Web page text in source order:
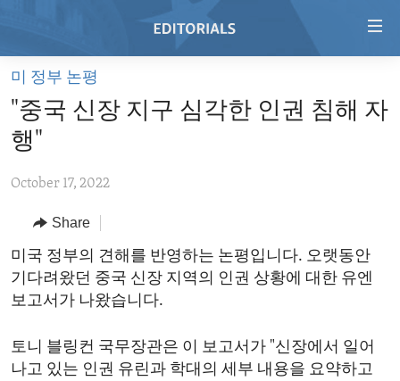
Skip
main
content
to
Navigation
Skip
Search
HOME
VIDEO
REGIONS
AFRICA
AMERICAS
ASIA
MIDDLE EAST
TOPICS
HUMAN RIGHTS
SECURITY AND DEFENSE
DEMOCRACY AND GOVERNANCE
ARCHIVE
ABOUT US
미 정부 논평
"중국 신장 지구 심각한 인권 침해 자
행"
October 17, 2022
Share
미국 정부의 견해를 반영하는 논평입니다. 오랫동안
기다려왔던 중국 신장 지역의 인권 상황에 대한 유엔
보고서가 나왔습니다.
토니 블링컨 국무장관은 이 보고서가 "신장에서 일어
나고 있는 인권 유린과 학대의 세부 내용을 요약하고